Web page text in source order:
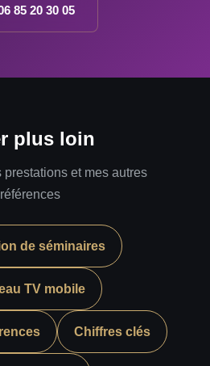
85 20 30 05
plus loin
prestations et mes autres
références
de séminaires
TV mobile
Chiffres clés